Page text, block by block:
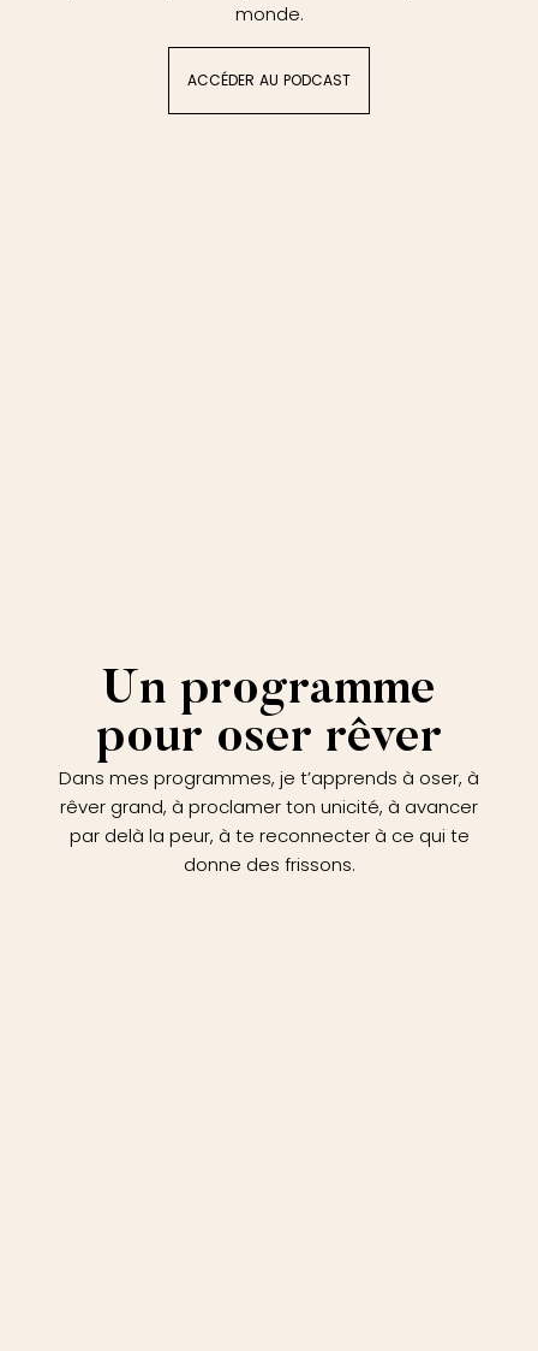
monde.
ACCÉDER AU PODCAST
Un programme
pour oser rêver
Dans mes programmes, je t’apprends à oser, à
rêver grand, à proclamer ton unicité, à avancer
par delà la peur, à te reconnecter à ce qui te
donne des frissons.